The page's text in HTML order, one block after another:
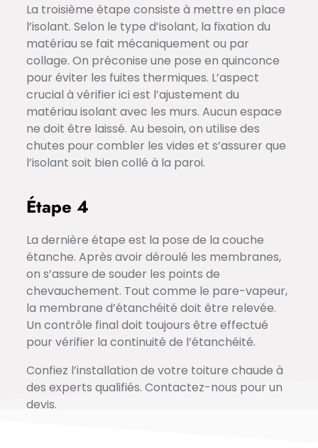
La troisième étape consiste à mettre en place
l’isolant. Selon le type d’isolant, la fixation du
matériau se fait mécaniquement ou par
collage. On préconise une pose en quinconce
pour éviter les fuites thermiques. L’aspect
crucial à vérifier ici est l’ajustement du
matériau isolant avec les murs. Aucun espace
ne doit être laissé. Au besoin, on utilise des
chutes pour combler les vides et s’assurer que
l’isolant soit bien collé à la paroi.
Étape 4
La dernière étape est la pose de la couche
étanche. Après avoir déroulé les membranes,
on s’assure de souder les points de
chevauchement. Tout comme le pare-vapeur,
la membrane d’étanchéité doit être relevée.
Un contrôle final doit toujours être effectué
pour vérifier la continuité de l’étanchéité.
Confiez l’installation de votre toiture chaude à
des experts qualifiés. Contactez-nous pour un
devis.